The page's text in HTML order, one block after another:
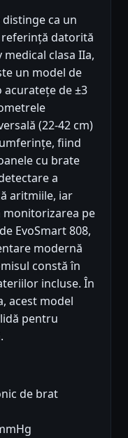
distinge ca un
datorită
clasa IIa,
un model de
de ±3
(22-42 cm)
fiind
cu brate
a
aritmiile, iar
monitorizarea pe
EvoSmart 808,
modernă
constă în
incluse. În
acest model
pentru
de brat